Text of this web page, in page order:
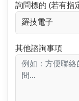
詢問標的 (若有指
其他諮詢事項